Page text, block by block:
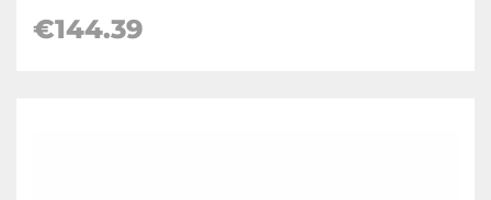
€144.39